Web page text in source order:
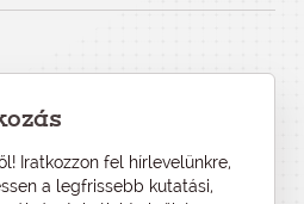
Iratkozzon fel hírlevelünkre,
a legfrissebb kutatási,